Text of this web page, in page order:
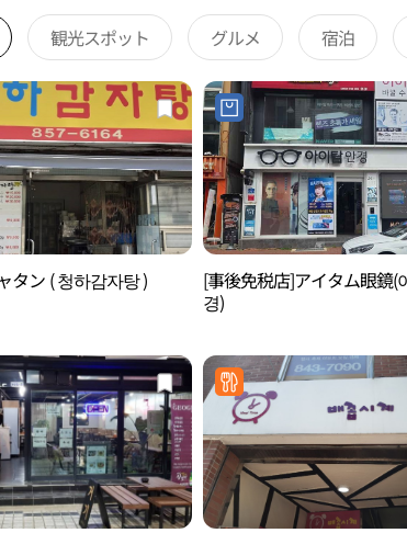
観光スポット グルメ 宿泊
タン ( 청하감자탕 )
[事後免税店]アイタム眼鏡(
경)